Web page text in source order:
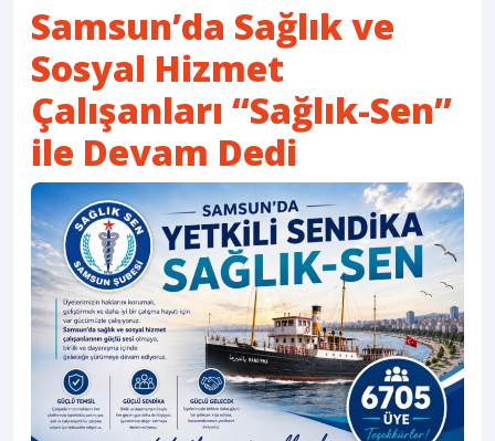
Samsun’da Sağlık ve
Sosyal Hizmet
Çalışanları “Sağlık-Sen”
ile Devam Dedi